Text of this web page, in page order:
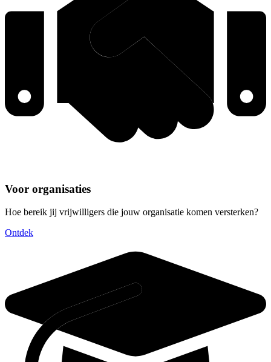
Voor organisaties
Hoe bereik jij vrijwilligers die jouw organisatie komen versterken?
Ontdek